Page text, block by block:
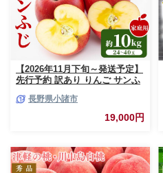
【2026年11月下旬～発送予定】
先行予約 訳あり りんご サンふ
フルーツ 果物 甘い おいしい 林
長野県小諸市
19,000円